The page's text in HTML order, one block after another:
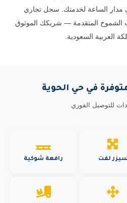
متاح على مدار الساعة لخدمتك. سجل تجاري
رافعات الشموخ المتقدمة — شريكك الموثوق
العربية السعودية.
في حي الحوية
للتوصيل الفوري
سيزر لفت رافعة شوكية